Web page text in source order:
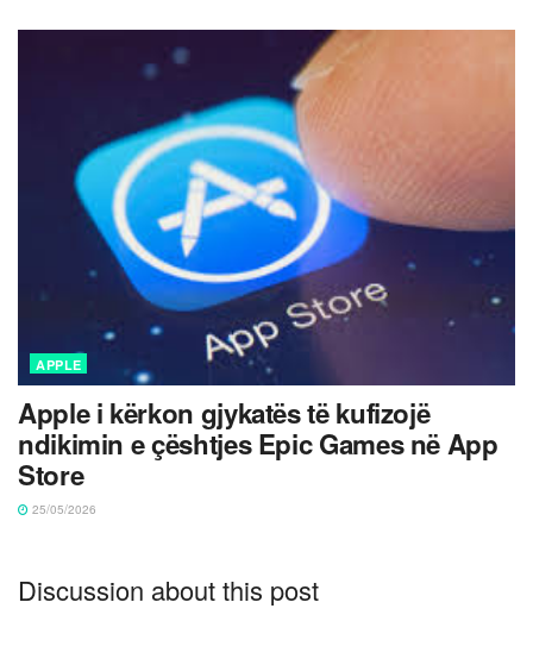
APPLE
Apple i kërkon gjykatës të kufizojë
ndikimin e çështjes Epic Games në App
Store
25/05/2026
Discussion about this post